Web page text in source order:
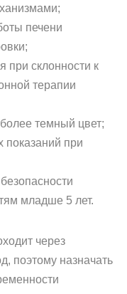
печени
при склонности к
терапии
темный цвет;
при
младше 5 лет.
через
поэтому назначать